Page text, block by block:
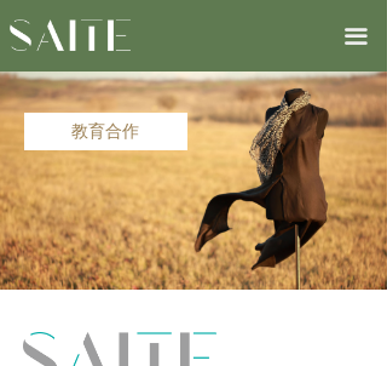
끀
ꀇ 首页
ꀅ 走进赛特
企业概况
企业荣誉
ꀂ 企业文化
ꁕ 新闻资讯
教育合作